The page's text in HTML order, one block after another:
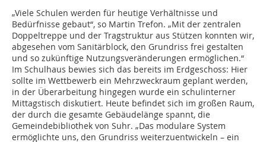
„Viele Schulen werden für heutige Verhältnisse und
Bedürfnisse gebaut“, so Martin Trefon. „Mit der zentralen
Doppeltreppe und der Tragstruktur aus Stützen konnten wir,
abgesehen vom Sanitärblock, den Grundriss frei gestalten
und so zukünftige Nutzungsveränderungen ermöglichen.“
Im Schulhaus bewies sich das bereits im Erdgeschoss: Hier
sollte im Wettbewerb ein Mehrzweckraum geplant werden,
in der Überarbeitung hingegen wurde ein schulinterner
Mittagstisch diskutiert. Heute befindet sich im großen Raum,
der durch die gesamte Gebäudelänge spannt, die
Gemeindebibliothek von Suhr. „Das modulare System
ermöglichte uns, den Grundriss weiterzuentwickeln – ein